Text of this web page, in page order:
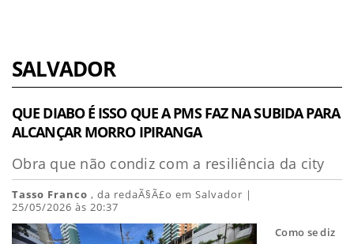
SALVADOR
QUE DIABO É ISSO QUE A PMS FAZ NA SUBIDA PARA
ALCANÇAR MORRO IPIRANGA
Obra que não condiz com a resiliência da city
Tasso Franco , da redaÃ§Ã£o em Salvador |
25/05/2026 às 20:37
Como se diz